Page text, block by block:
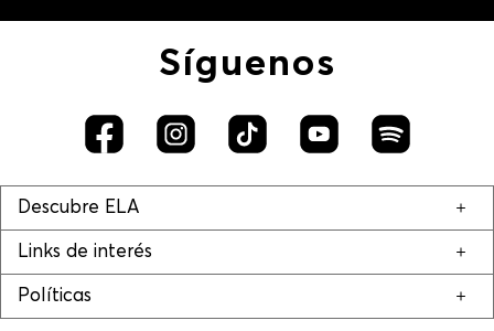
Síguenos
Descubre ELA
Links de interés
Políticas